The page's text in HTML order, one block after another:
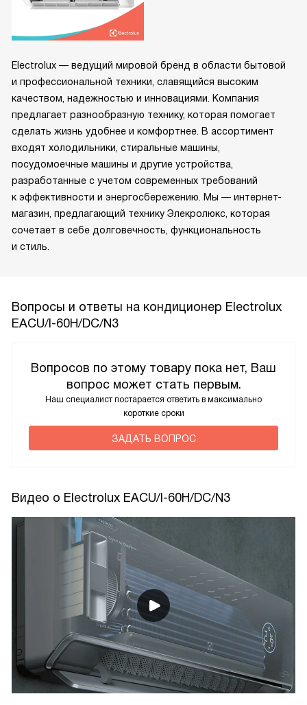
Electrolux — ведущий мировой бренд в области бытовой
и профессиональной техники, славящийся высоким
качеством, надежностью и инновациями. Компания
предлагает разнообразную технику, которая помогает
сделать жизнь удобнее и комфортнее. В ассортимент
входят холодильники, стиральные машины,
посудомоечные машины и другие устройства,
разработанные с учетом современных требований
к эффективности и энергосбережению. Мы — интернет-
магазин, предлагающий технику Элекролюкс, которая
сочетает в себе долговечность, функциональность
и стиль.
Вопросы и ответы на кондиционер Electrolux
EACU/I-60H/DC/N3
Вопросов по этому товару пока нет, Ваш
вопрос может стать первым.
Наш специалист постарается ответить в максимально
короткие сроки
ЗАДАТЬ ВОПРОС
Видео о Electrolux EACU/I-60H/DC/N3